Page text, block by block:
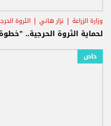
وزارة الزراعة نزار هاني الثروة
لحماية الثروة الحرجية..
خاص